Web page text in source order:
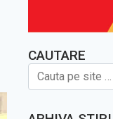
CAUTARE